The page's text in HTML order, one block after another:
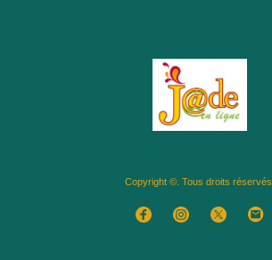
Copyright ©. Tous droits réservés.